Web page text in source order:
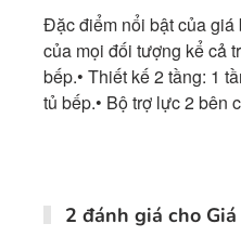
Đặc điểm nổi bật của giá
của mọi đối tượng kể cả
bếp.• Thiết kế 2 tầng: 1
tủ bếp.• Bộ trợ lực 2
2 đánh giá cho